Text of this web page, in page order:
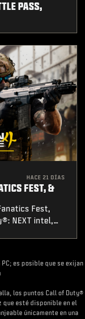
PASS,
HACE 21 DÍAS
FEST, &
Fest,
NEXT intel,
es posible que se exijan
los puntos Call of Duty®
que esté disponible en el
únicamente en una